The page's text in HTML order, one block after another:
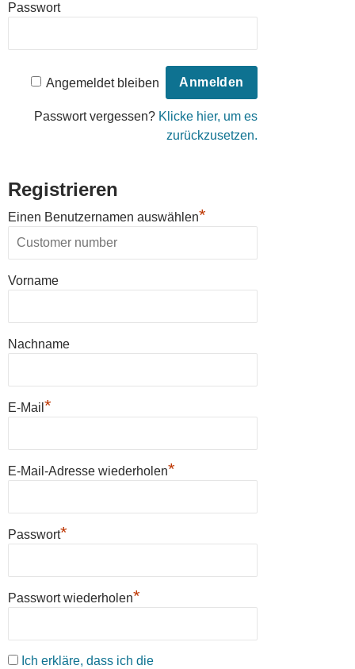
Passwort
Angemeldet bleiben
Passwort vergessen? Klicke hier, um es
zurückzusetzen.
Registrieren
Einen Benutzernamen auswählen*
Vorname
Nachname
E-Mail *
E-Mail-Adresse wiederholen*
Passwort*
Passwort wiederholen*
Ich erkläre, dass ich die